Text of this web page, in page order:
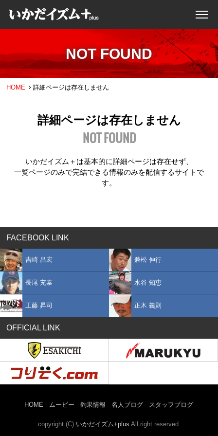
NOT FOUND
HOME 詳細ページは存在しません
詳細ページは存在しません
NOT FOUND
いかだイズム＋は基本的に詳細ページは存在せず、
一覧ページのみで完結できる情報のみを配信するサイトで
す。
FACEBOOK LINK
吉崎 昌宏 兼松 伸行
長尾 充泰 水谷 知恵
工藤 昇司 正木 義則
OFFICIAL LINK
HOME ムービー 釣果情報 名人ブログ スタッフブログ
copyright (C) いかだイズム+plus All right reserved.